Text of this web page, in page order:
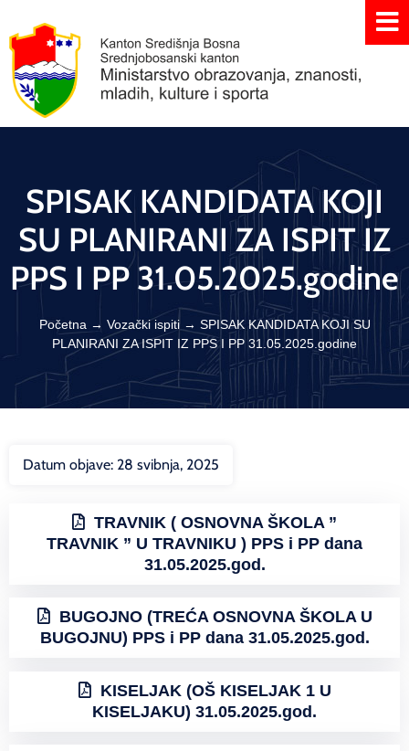
SPISAK KANDIDATA KOJI
SU PLANIRANI ZA ISPIT IZ
PPS I PP 31.05.2025.godine
Početna → Vozački ispiti→ SPISAK KANDIDATA KOJI SU
PLANIRANI ZA ISPIT IZ PPS I PP 31.05.2025.godine
Datum objave: 28 svibnja, 2025
TRAVNIK ( OSNOVNA ŠKOLA ”
TRAVNIK ” U TRAVNIKU ) PPS i PP dana
31.05.2025.god.
BUGOJNO (TREĆA OSNOVNA ŠKOLA U
BUGOJNU) PPS i PP dana 31.05.2025.god.
KISELJAK (OŠ KISELJAK 1 U
KISELJAKU) 31.05.2025.god.